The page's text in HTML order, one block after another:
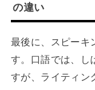
の違い
最後に、スピーキ
す。口語では、し
すが、ライティン